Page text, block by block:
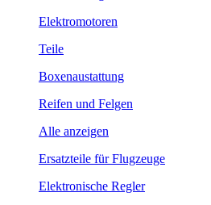
Elektromotoren
Teile
Boxenaustattung
Reifen und Felgen
Alle anzeigen
Ersatzteile für Flugzeuge
Elektronische Regler